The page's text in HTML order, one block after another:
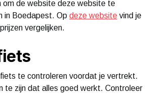
om de website deze website te
in Boedapest. Op deze website vind je
vergelijken.
te controleren voordat je vertrekt.
te zijn dat alles goed werkt. Controleer